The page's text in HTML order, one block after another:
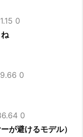
0
0
0
が避けるモデル）